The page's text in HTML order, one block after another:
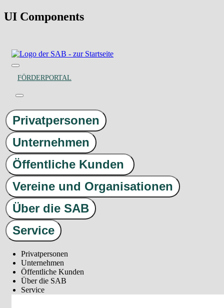
UI Components
FÖRDERPORTAL
Privatpersonen
Unternehmen
Öffentliche Kunden
Vereine und Organisationen
Über die SAB
Service
Privatpersonen
Unternehmen
Öffentliche Kunden
Über die SAB
Service